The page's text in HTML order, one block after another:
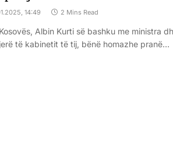
14:49 2 Mins Read
Albin Kurti së bashku me ministra
të kabinetit të tij, bënë homazhe pranë…